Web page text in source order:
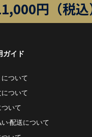
円（税
ガイド
ついて
ついて
いて
‧配送について